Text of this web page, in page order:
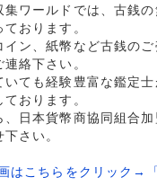
ワールドでは、古銭の
おります。
イン、紙幣など古銭の
絡下さい。
いても経験豊富な鑑定
おります。
、日本貨幣商協同組合
さい。
はこちらをクリック→